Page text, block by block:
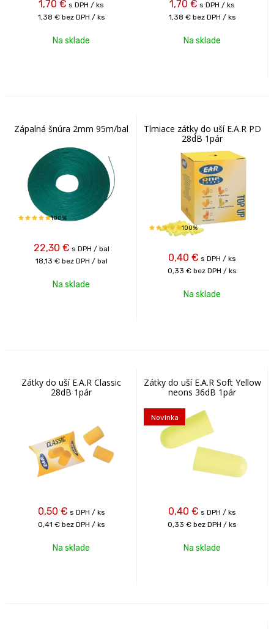
1,70 € s DPH / ks
1,38 € bez DPH / ks
Na sklade
1,70 € s DPH / ks
1,38 € bez DPH / ks
Na sklade
Zápalná šnúra 2mm 95m/bal
100%
22,30 € s DPH / bal
18,13 € bez DPH / bal
Na sklade
Tlmiace zátky do uší E.A.R PD
28dB 1pár
100%
0,40 € s DPH / ks
0,33 € bez DPH / ks
Na sklade
Zátky do uší E.A.R Classic
28dB 1pár
0,50 € s DPH / ks
0,41 € bez DPH / ks
Na sklade
Zátky do uší E.A.R Soft Yellow
neons 36dB 1pár
Novinka
0,40 € s DPH / ks
0,33 € bez DPH / ks
Na sklade